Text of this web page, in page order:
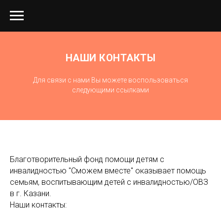
НАШИ КОНТАКТЫ
Для связи с нами Вы можете воспользоваться
следующими ссылками
Благотворительный фонд помощи детям с
инвалидностью "Сможем вместе" оказывает помощь
семьям, воспитывающим детей с инвалидностью/ОВЗ
в г. Казани.
Наши контакты: